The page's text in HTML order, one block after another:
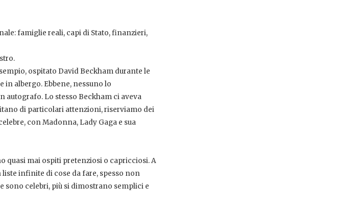
famiglie reali, capi di Stato, finanzieri,
ospitato David Beckham durante le
in albergo. Ebbene, nessuno lo
autografo. Lo stesso Beckham ci aveva
di particolari attenzioni, riserviamo dei
con Madonna, Lady Gaga e sua
quasi mai ospiti pretenziosi o capricciosi. A
infinite di cose da fare, spesso non
sono celebri, più si dimostrano semplici e